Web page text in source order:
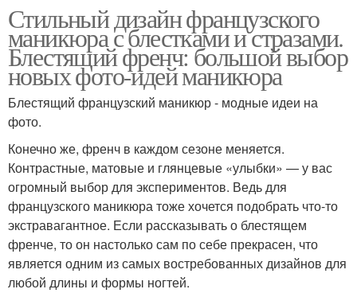
Стильный дизайн французского
маникюра с блестками и стразами.
Блестящий френч: большой выбор
новых фото-идей маникюра
Блестящий французский маникюр - модные идеи на
фото.
Конечно же, френч в каждом сезоне меняется.
Контрастные, матовые и глянцевые «улыбки» — у вас
огромный выбор для экспериментов. Ведь для
французского маникюра тоже хочется подобрать что-то
экстравагантное. Если рассказывать о блестящем
френче, то он настолько сам по себе прекрасен, что
является одним из самых востребованных дизайнов для
любой длины и формы ногтей.